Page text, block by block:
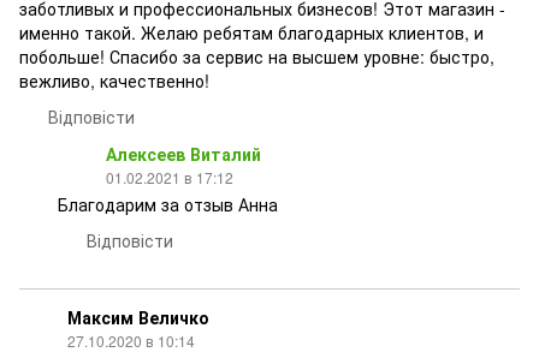
заботливых и профессиональных бизнесов! Этот магазин -
именно такой. Желаю ребятам благодарных клиентов, и
побольше! Спасибо за сервис на высшем уровне: быстро,
вежливо, качественно!
Відповісти
Алексеев Виталий
01.02.2021 в 17:12
Благодарим за отзыв Анна
Відповісти
Максим Величко
27.10.2020 в 10:14